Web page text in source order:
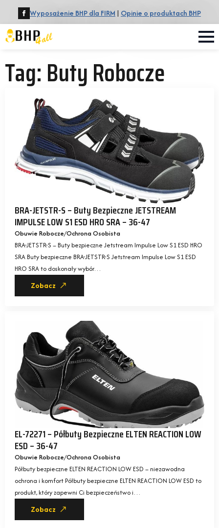
Wyposażenie BHP dla FIRM | Opinie o produktach BHP
Tag:Buty Robocze
BRA-JETSTR-S – Buty Bezpieczne JETSTREAM
IMPULSE LOW S1 ESD HRO SRA – 36-47
Obuwie Robocze Ochrona Osobista
BRA-JETSTR-S – Buty bezpieczne Jetstream Impulse Low S1 ESD HRO
SRA Buty bezpieczne BRA-JETSTR-S Jetstream Impulse Low S1 ESD
HRO SRA to doskonały wybór…
Zobacz
EL-72271 – Półbuty Bezpieczne ELTEN REACTION LOW
ESD – 36-47
Obuwie Robocze Ochrona Osobista
Półbuty bezpieczne ELTEN REACTION LOW ESD – niezawodna
ochrona i komfort Półbuty bezpieczne ELTEN REACTION LOW ESD to
produkt, który zapewni Ci bezpieczeństwo i…
Zobacz